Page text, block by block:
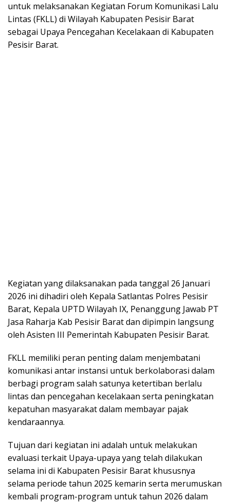
untuk melaksanakan Kegiatan Forum Komunikasi Lalu
Lintas (FKLL) di Wilayah Kabupaten Pesisir Barat
sebagai Upaya Pencegahan Kecelakaan di Kabupaten
Pesisir Barat.
Kegiatan yang dilaksanakan pada tanggal 26 Januari
2026 ini dihadiri oleh Kepala Satlantas Polres Pesisir
Barat, Kepala UPTD Wilayah IX, Penanggung Jawab PT
Jasa Raharja Kab Pesisir Barat dan dipimpin langsung
oleh Asisten III Pemerintah Kabupaten Pesisir Barat.
FKLL memiliki peran penting dalam menjembatani
komunikasi antar instansi untuk berkolaborasi dalam
berbagi program salah satunya ketertiban berlalu
lintas dan pencegahan kecelakaan serta peningkatan
kepatuhan masyarakat dalam membayar pajak
kendaraannya.
Tujuan dari kegiatan ini adalah untuk melakukan
evaluasi terkait Upaya-upaya yang telah dilakukan
selama ini di Kabupaten Pesisir Barat khususnya
selama periode tahun 2025 kemarin serta merumuskan
kembali program-program untuk tahun 2026 dalam